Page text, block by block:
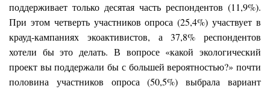
поддерживает только десятая часть респондентов (11,9%).
При этом четверть участников опроса (25,4%) участвует в
крауд-кампаниях экоактивистов, а 37,8% респондентов
хотели бы это делать. В вопросе «какой экологический
проект вы поддержали бы с большей вероятностью?» почти
половина участников опроса (50,5%) выбрала вариант